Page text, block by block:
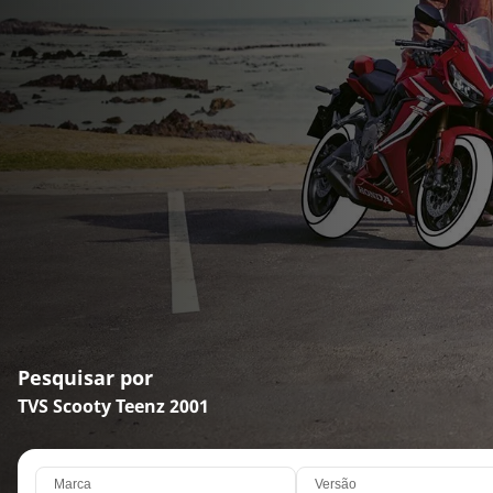
Pesquisar por
TVS Scooty Teenz 2001
Marca Versão